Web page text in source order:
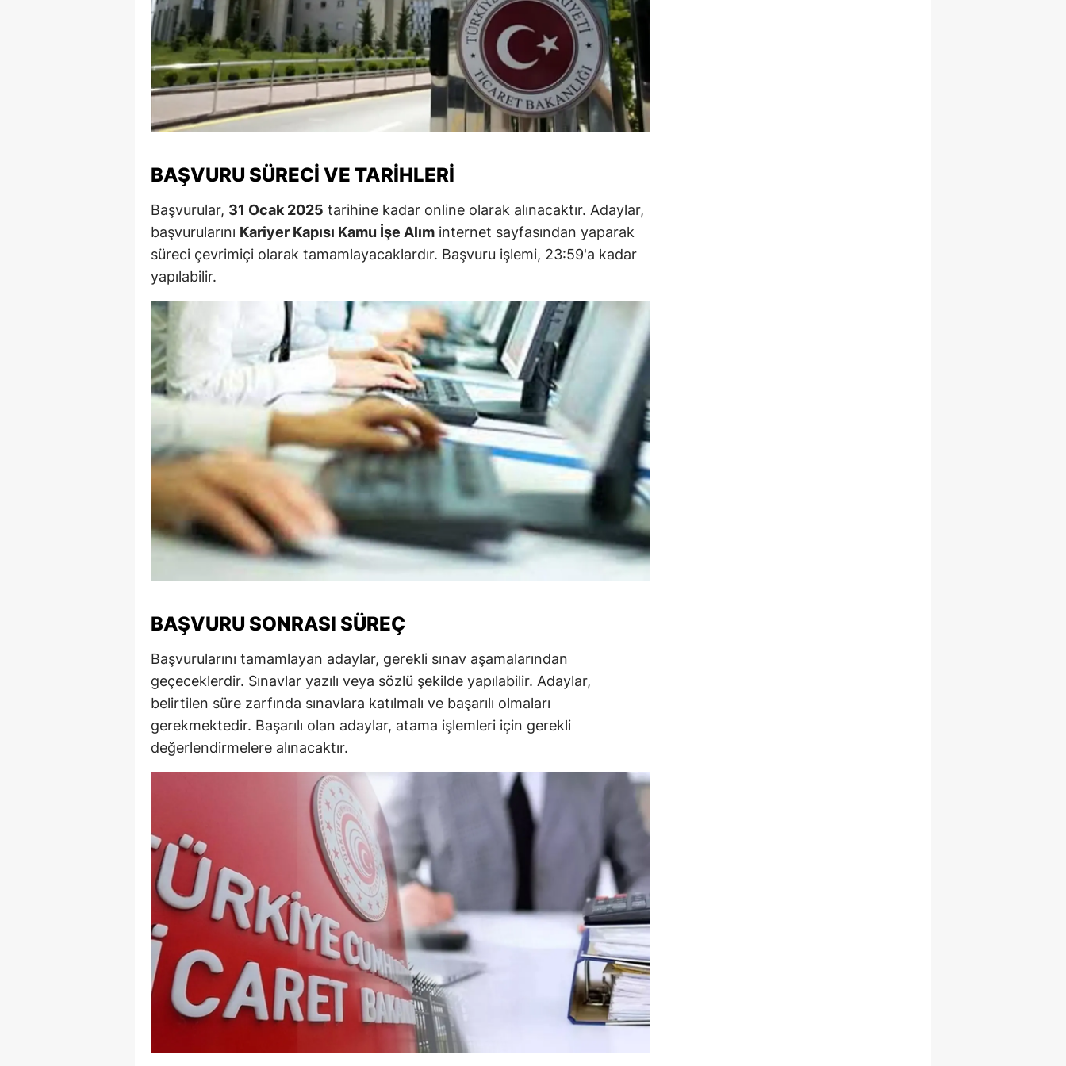
Samsun
Siirt
Sinop
Trabzon
Tunceli
Uşak
Van
Yozgat
Zonguldak
Aksaray
Bayburt
Karaman
Kırıkkale
Batman
Şırnak
Ardahan
Iğdır
Karabük
Kilis
Osmaniye
Düzce
BAŞVURU SÜRECI VE TARIHLERI
Başvurular, 31 Ocak 2025 tarihine kadar online olarak alınacaktır. Adaylar,
başvurularını Kariyer Kapısı Kamu İşe Alım internet sayfasından yaparak
süreci çevrimiçi olarak tamamlayacaklardır. Başvuru işlemi, 23:59'a kadar
yapılabilir.
BAŞVURU SONRASI SÜREÇ
Başvurularını tamamlayan adaylar, gerekli sınav aşamalarından
geçeceklerdir. Sınavlar yazılı veya sözlü şekilde yapılabilir. Adaylar,
belirtilen süre zarfında sınavlara katılmalı ve başarılı olmaları
gerekmektedir. Başarılı olan adaylar, atama işlemleri için gerekli
değerlendirmelere alınacaktır.